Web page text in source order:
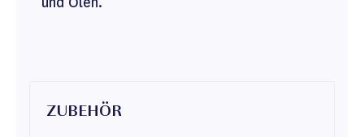
ZUBEHÖR